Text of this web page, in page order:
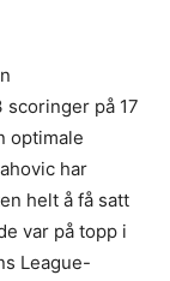
scoringer på 17
optimale
har
helt å få satt
var på topp i
League-